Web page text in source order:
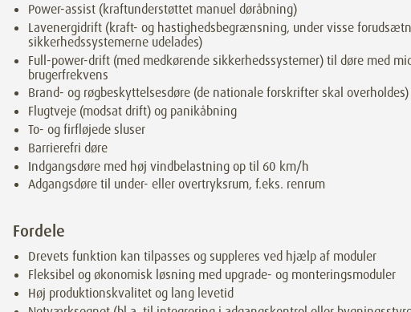
Power-assist (kraftunderstøttet manuel døråbning)
Lavenergidrift (kraft- og hastighedsbegrænsning, under visse
sikkerhedssystemerne udelades)
Full-power-drift (med medkørende sikkerhedssystemer) til døre med
brugerfrekvens
Brand- og røgbeskyttelsesdøre (de nationale forskrifter skal overholdes)
Flugtveje (modsat drift) og panikåbning
To- og firfløjede sluser
Barrierefri døre
Indgangsdøre med høj vindbelastning op til 60 km/h
Adgangsdøre til under- eller overtryksrum, f.eks. renrum
Fordele
Drevets funktion kan tilpasses og suppleres ved hjælp af moduler
Fleksibel og økonomisk løsning med upgrade- og monteringsmoduler
Høj produktionskvalitet og lang levetid